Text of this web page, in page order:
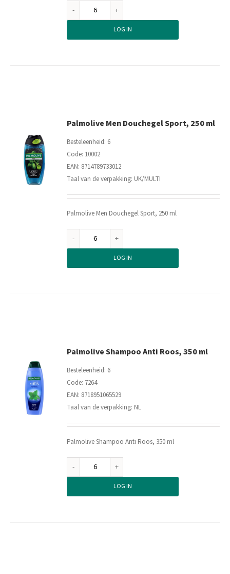
Palmolive
Douchegel
LOG IN
Palmolive Men Douchegel Sport, 250 ml
Besteleenheid: 6
Code: 10002
EAN: 8714789733012
Taal van de verpakking: UK/MULTI
Palmolive Men Douchegel Sport, 250 ml
Palmolive
Douchegel
LOG IN
Palmolive Shampoo Anti Roos, 350 ml
Besteleenheid: 6
Code: 7264
EAN: 8718951065529
Taal van de verpakking: NL
Palmolive Shampoo Anti Roos, 350 ml
Palmolive
LOG IN